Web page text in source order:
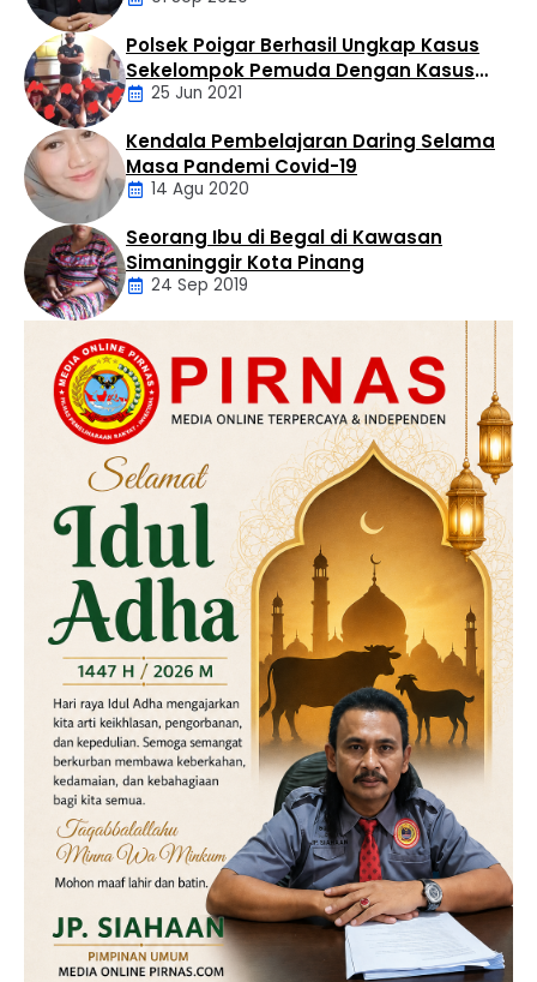
Artikel
Daerah
Polsek Poigar Berhasil Ungkap Kasus
Sekelompok Pemuda Dengan Kasus
Pencabulan
25 Jun 2021
Artikel
Kendala Pembelajaran Daring Selama
Masa Pandemi Covid-19
14 Agu 2020
Daerah
Hukum
Kriminal
Labusel
Seorang Ibu di Begal di Kawasan
Simaninggir Kota Pinang
24 Sep 2019